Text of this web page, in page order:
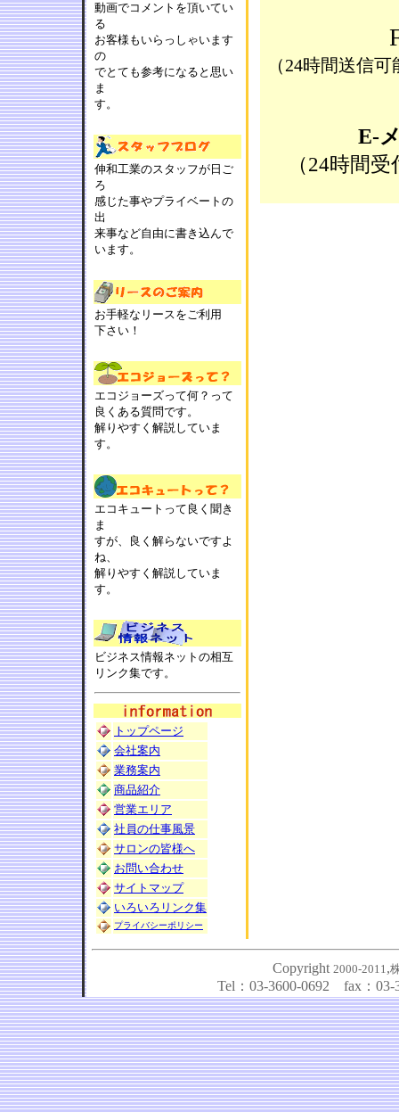
動画でコメントを頂いてい
る
お客様もいらっしゃいます
の
でとても参考になると思い
ま
す。
伸和工業のスタッフが日ご
ろ
感じた事やプライベートの
出
来事など自由に書き込んで
います。
お手軽なリースをご利用
下さい！
エコジョーズって何？って
良くある質問です。
解りやすく解説していま
す。
エコキュートって良く聞き
ま
すが、良く解らないですよ
ね、
解りやすく解説していま
す。
ビジネス情報ネットの相互
リンク集です。
トップページ
会社案内
業務案内
商品紹介
営業エリア
社員の仕事風景
サロンの皆様へ
お問い合わせ
サイトマップ
いろいろリンク集
プライバシーポリシー
（24時間送信
E-
（24時間
Copyright 2000-2011,
Tel：03-3600-0692 fax：